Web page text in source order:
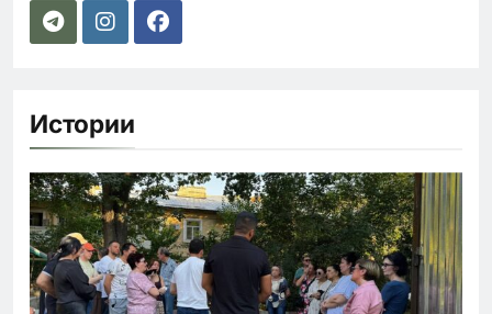
Истории